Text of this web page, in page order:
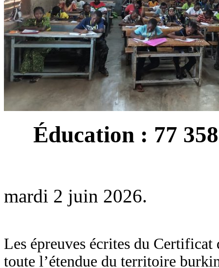
Éducation : 77
mardi 2 juin 2026.
Les épreuves écrites du
toute l’étendue du territoire